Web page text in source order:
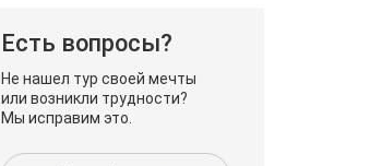
Есть вопросы?
Не нашел тур своей мечты
или возникли трудности?
Мы исправим это.